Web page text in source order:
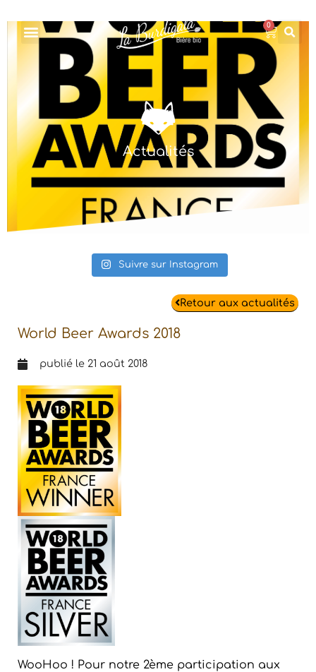
0
Actualités
Suivre sur Instagram
Retour aux actualités
World Beer Awards 2018
publié le 21 août 2018
WooHoo ! Pour notre 2ème participation aux